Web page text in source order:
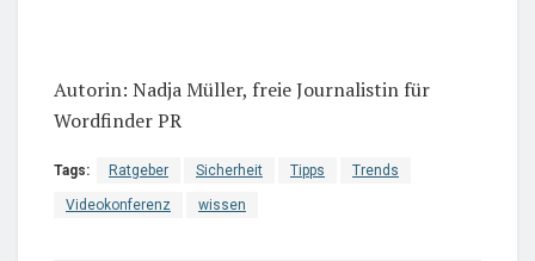
Autorin: Nadja Müller, freie Journalistin für
Wordfinder PR
Tags: Ratgeber Sicherheit Tipps Trends
Videokonferenz wissen